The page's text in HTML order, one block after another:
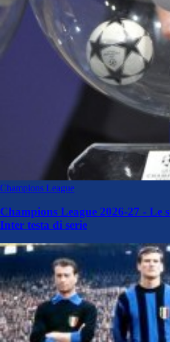
Champions League
Champions League 2026-27 - Le
Inter testa di serie